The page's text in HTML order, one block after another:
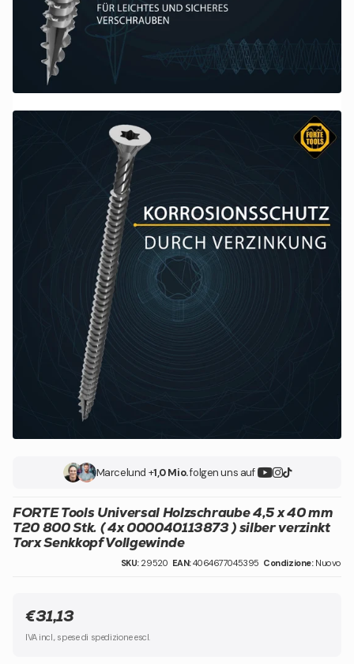
Marcelund +1,0 Mio.folgen uns auf
FORTE Tools Universal Holzschraube 4,5 x 40 mm
T20 800 Stk. ( 4x 000040113873 ) silber verzinkt
Torx Senkkopf Vollgewinde
SKU: 29520 EAN:4064677045395 Condizione: Nuovo
€31,13
IVA incl., spese di spedizione escl.